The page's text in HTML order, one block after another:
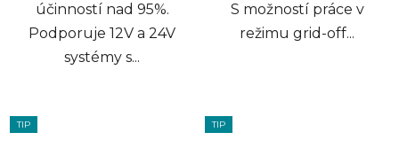
účinností nad 95%.
Podporuje 12V a 24V
systémy s...
S možností práce v
režimu grid-off...
TIP TIP